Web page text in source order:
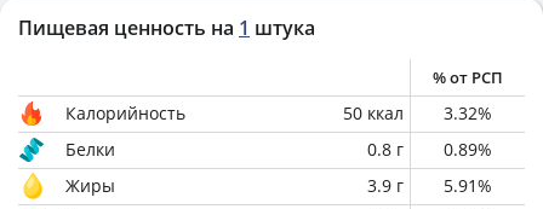
Пищевая ценность на 1 штука
% от РСП
Калорийность 50 ккал 3.32%
Белки
0.8 г 0.89%
Жиры
3.9 г 5.91%